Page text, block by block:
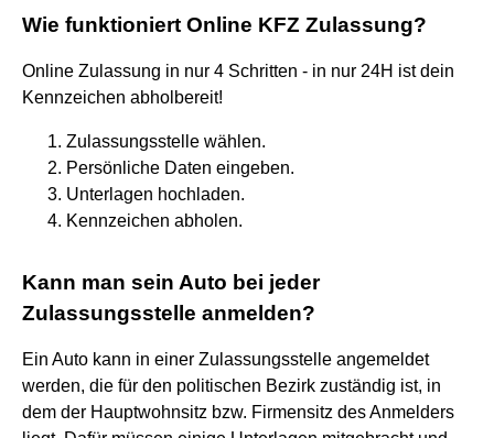
Wie funktioniert Online KFZ Zulassung?
Online Zulassung in nur 4 Schritten - in nur 24H ist dein
Kennzeichen abholbereit!
Zulassungsstelle wählen.
Persönliche Daten eingeben.
Unterlagen hochladen.
Kennzeichen abholen.
Kann man sein Auto bei jeder
Zulassungsstelle anmelden?
Ein Auto kann in einer Zulassungsstelle angemeldet
werden, die für den politischen Bezirk zuständig ist, in
dem der Hauptwohnsitz bzw. Firmensitz des Anmelders